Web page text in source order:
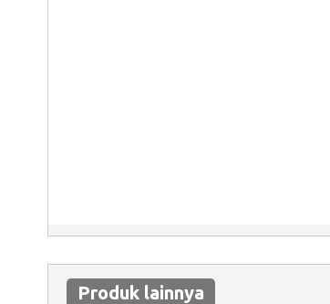
Produk lainnya